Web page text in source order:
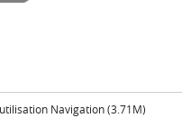
Navigation (3.71M)